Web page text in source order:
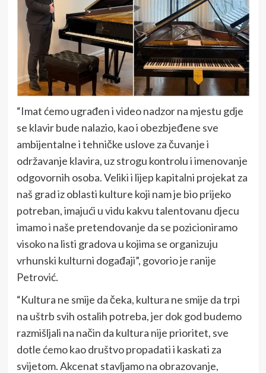
“Imat ćemo ugrađen i video nadzor na mjestu gdje
se klavir bude nalazio, kao i obezbjeđene sve
ambijentalne i tehničke uslove za čuvanje i
održavanje klavira, uz strogu kontrolu i imenovanje
odgovornih osoba. Veliki i lijep kapitalni projekat za
naš grad iz oblasti kulture koji nam je bio prijeko
potreban, imajući u vidu kakvu talentovanu djecu
imamo i naše pretendovanje da se pozicioniramo
visoko na listi gradova u kojima se organizuju
vrhunski kulturni događaji”, govorio je ranije
Petrović.
“Kultura ne smije da čeka, kultura ne smije da trpi
na uštrb svih ostalih potreba, jer dok god budemo
razmišljali na način da kultura nije prioritet, sve
dotle ćemo kao društvo propadati i kaskati za
svijetom. Akcenat stavljamo na obrazovanje,